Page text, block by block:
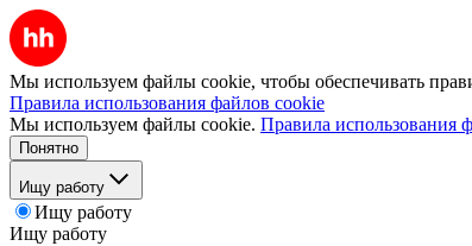
Мы используем файлы cookie, чтобы обеспечивать
Правила использования файлов cookie
Мы используем файлы cookie. Правила использования
Понятно
Ищу работу
Ищу работу
Ищу работу